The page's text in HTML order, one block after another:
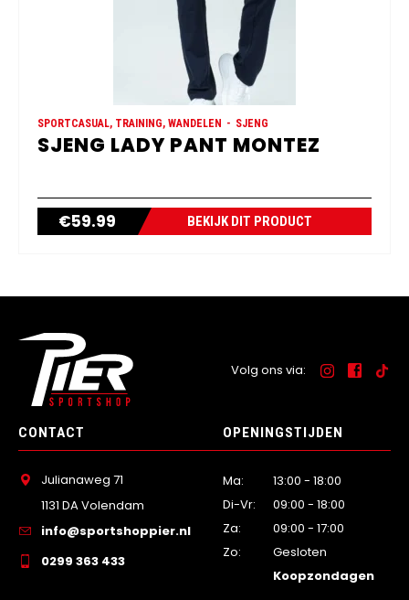
SPORTCASUAL, TRAINING, WANDELEN SJENG
SJENG LADY PANT MONTEZ
€59.99 BEKIJK DIT PRODUCT
Volg ons via:
CONTACT
Julianaweg 71
1131 DA Volendam
info@sportshoppier.nl
0299 363 433
OPENINGSTIJDEN
Ma:
13:00 - 18:00
Di-Vr:
09:00 - 18:00
Za:
09:00 - 17:00
Zo:
Gesloten
Koopzondagen